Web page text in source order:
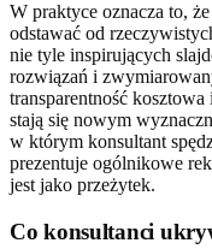
W praktyce oznacza to,
odstawać od
nie tyle inspirujących
rozwiązań i
transparentność
stają się nowym
w którym konsultant
prezentuje ogólnikowe
jest jako przeżytek.
Co konsultanci